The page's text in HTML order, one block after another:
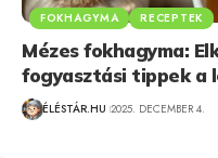
FOKHAGYMA RECEPTEK
Mézes fokhagyma:
fogyasztási tippek a
ÉLÉSTÁR.HU 2025. DECEMBER 4.